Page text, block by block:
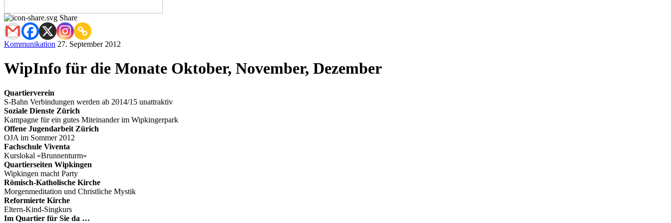
Share
Kommunikation 27. September 2012
WipInfo für die Monate Oktober, November, Dezember
Quartierverein
S-Bahn Verbindungen werden ab 2014/15 unattraktiv
Soziale Dienste Zürich
Kampagne für ein gutes Miteinander im Wipkingerpark
Offene Jugendarbeit Zürich
OJA im Sommer 2012
Fachschule Viventa
Kurslokal «Brunnenturm»
Quartierseiten Wipkingen
Wipkingen macht Party
Römisch-Katholische Kirche
Morgenmeditation und Christliche Mystik
Reformierte Kirche
Eltern-Kind-Singkurs
Im Quartier für Sie da …